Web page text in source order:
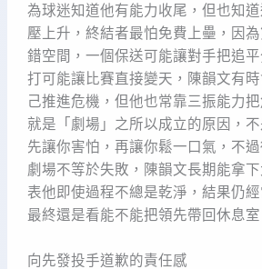
為球迷知道他有能力收尾，但也知
壓上升，終結者最怕免費上壘，因
錯空間，一個保送可能讓對手把追
打可能讓比賽直接變天，陳韻文有
己推進危機，但他也常靠三振能力
就是「劇場」之所以成立的原因，
先讓你害怕，再讓你鬆一口氣，不過
劇場不等於失敗，陳韻文長期能拿
表他即使過程不總是乾淨，結果仍
最終還是看能不能把領先帶回休息室
向先發投手道歉的責任感